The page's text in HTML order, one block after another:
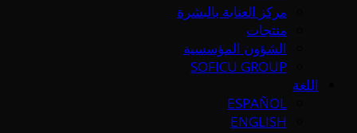
مركز العناية بالبشرة
منتجات
الشؤون المؤسسية
SOFICU GROUP
اللغة
ESPAÑOL
ENGLISH